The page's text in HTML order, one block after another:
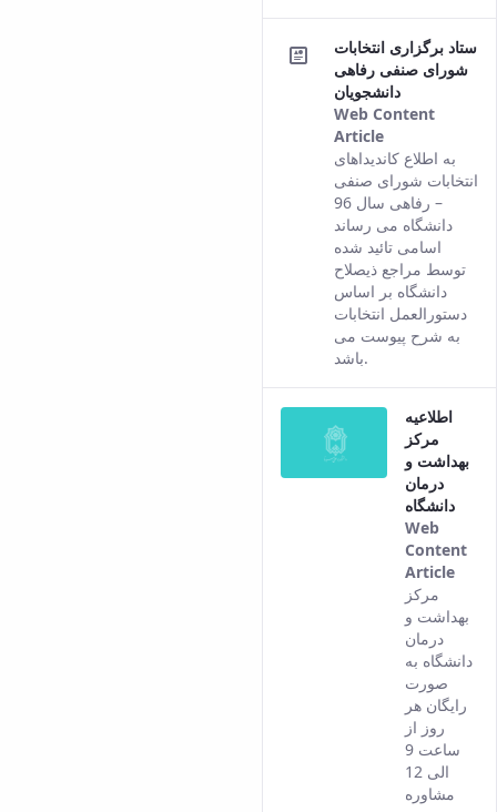
ستاد برگزاری انتخابات
شورای صنفی رفاهی
دانشجویان
Web Content
Article
This result
comes from
the Persian
version of
this content.
به اطلاع کاندیداهای
انتخابات شورای صنفی
– رفاهی سال 96
دانشگاه می رساند
اسامی تائید شده
توسط مراجع ذیصلاح
دانشگاه بر اساس
دستورالعمل انتخابات
به شرح پیوست می
باشد.
اطلاعیه
مرکز
بهداشت و
درمان
دانشگاه
Web
Content
Article
from
مرکز
بهداشت و
درمان
دانشگاه به
صورت
رایگان هر
روز از
ساعت 9
الی 12
مشاوره